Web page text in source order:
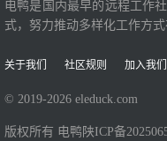
电鸭是国内最早的远程工作
式，努力推动多样化工作方式
关于我们 社区规则 加入我们
© 2019-2026 eleduck.com
版权所有 电鸭 陕ICP备